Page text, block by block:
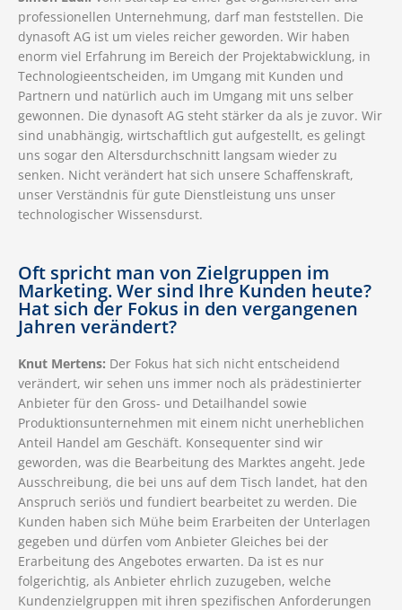
professionellen Unternehmung, darf man feststellen. Die
dynasoft AG ist um vieles reicher geworden. Wir haben
enorm viel Erfahrung im Bereich der Projektabwicklung, in
Technologieentscheiden, im Umgang mit Kunden und
Partnern und natürlich auch im Umgang mit uns selber
gewonnen. Die dynasoft AG steht stärker da als je zuvor. Wir
sind unabhängig, wirtschaftlich gut aufgestellt, es gelingt
uns sogar den Altersdurchschnitt langsam wieder zu
senken. Nicht verändert hat sich unsere Schaffenskraft,
unser Verständnis für gute Dienstleistung uns unser
technologischer Wissensdurst.
Oft spricht man von Zielgruppen im
Marketing. Wer sind Ihre Kunden heute?
Hat sich der Fokus in den vergangenen
Jahren verändert?
Knut Mertens: Der Fokus hat sich nicht entscheidend
verändert, wir sehen uns immer noch als prädestinierter
Anbieter für den Gross- und Detailhandel sowie
Produktionsunternehmen mit einem nicht unerheblichen
Anteil Handel am Geschäft. Konsequenter sind wir
geworden, was die Bearbeitung des Marktes angeht. Jede
Ausschreibung, die bei uns auf dem Tisch landet, hat den
Anspruch seriös und fundiert bearbeitet zu werden. Die
Kunden haben sich Mühe beim Erarbeiten der Unterlagen
gegeben und dürfen vom Anbieter Gleiches bei der
Erarbeitung des Angebotes erwarten. Da ist es nur
folgerichtig, als Anbieter ehrlich zuzugeben, welche
Kundenzielgruppen mit ihren spezifischen Anforderungen